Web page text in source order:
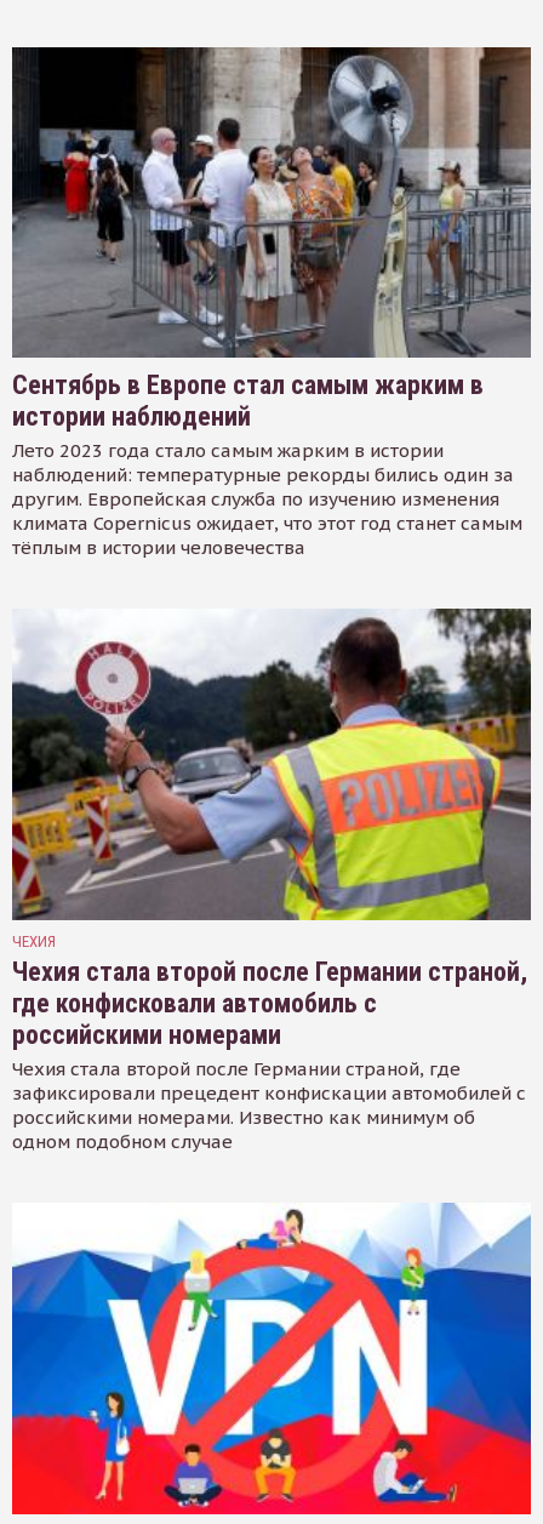
Сентябрь в Европе стал самым жарким в
истории наблюдений
Лето 2023 года стало самым жарким в истории
наблюдений: температурные рекорды бились один за
другим. Европейская служба по изучению изменения
климата Copernicus ожидает, что этот год станет самым
тёплым в истории человечества
ЧЕХИЯ
Чехия стала второй после Германии страной,
где конфисковали автомобиль с
российскими номерами
Чехия стала второй после Германии страной, где
зафиксировали прецедент конфискации автомобилей с
российскими номерами. Известно как минимум об
одном подобном случае